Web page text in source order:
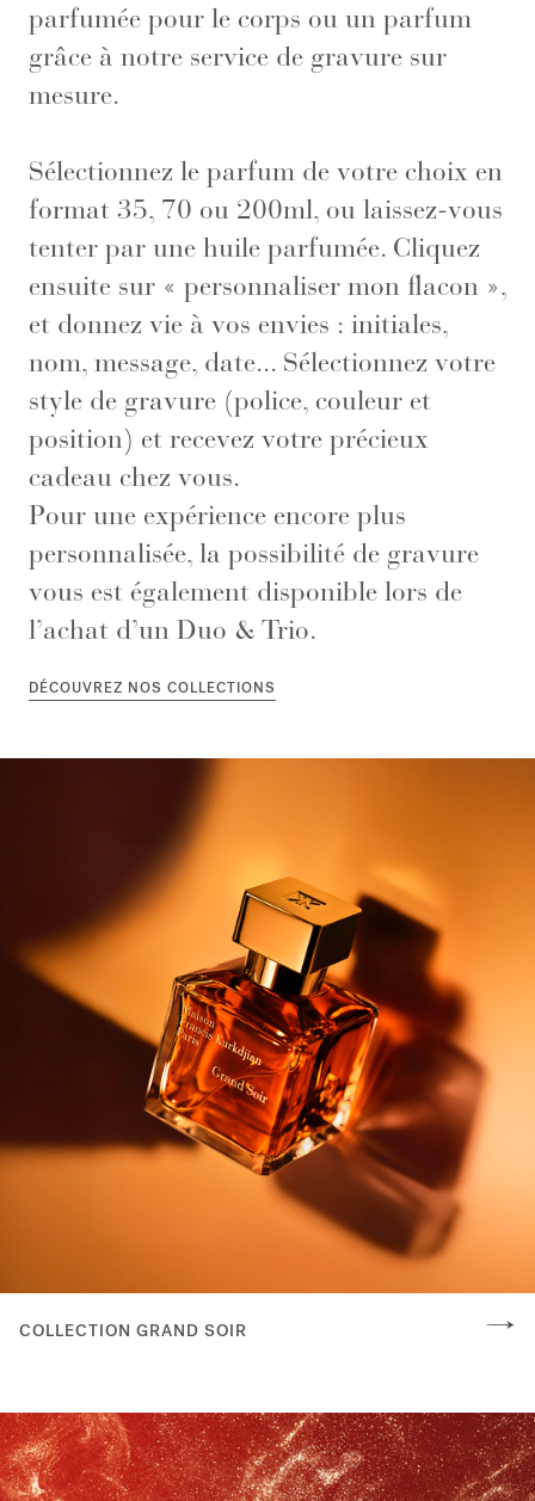
parfumée pour le corps ou un parfum
grâce à notre service de gravure sur
mesure.
Sélectionnez le parfum de votre choix en
format 35, 70 ou 200ml, ou laissez-vous
tenter par une huile parfumée. Cliquez
ensuite sur « personnaliser mon flacon »,
et donnez vie à vos envies : initiales,
nom, message, date... Sélectionnez votre
style de gravure (police, couleur et
position) et recevez votre précieux
cadeau chez vous.
Pour une expérience encore plus
personnalisée, la possibilité de gravure
vous est également disponible lors de
l’achat d’un Duo & Trio.
DÉCOUVREZ NOS COLLECTIONS
COLLECTION GRAND SOIR